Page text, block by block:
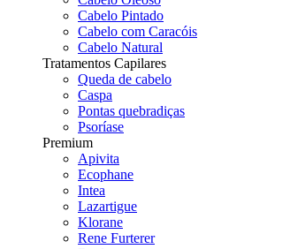
Cabelo Pintado
Cabelo com Caracóis
Cabelo Natural
Tratamentos Capilares
Queda de cabelo
Caspa
Pontas quebradiças
Psoríase
Premium
Apivita
Ecophane
Intea
Lazartigue
Klorane
Rene Furterer